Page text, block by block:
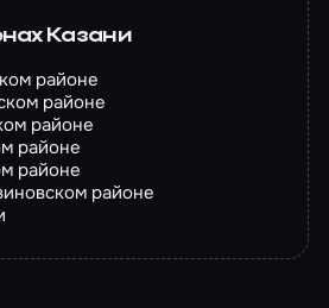
Казани
районе
районе
районе
районе
районе
районе